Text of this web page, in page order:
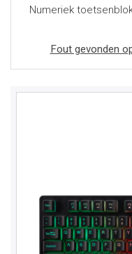
Numeriek
Fout gevonden